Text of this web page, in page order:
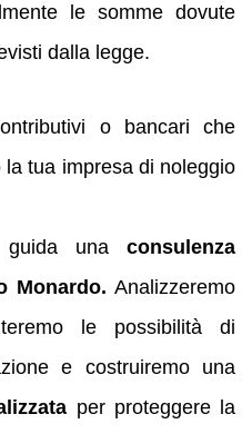
le somme dovute
dalla legge.
o bancari che
tua impresa di noleggio
guida una consulenza
Monardo. Analizzeremo
le possibilità di
e costruiremo una
per proteggere la